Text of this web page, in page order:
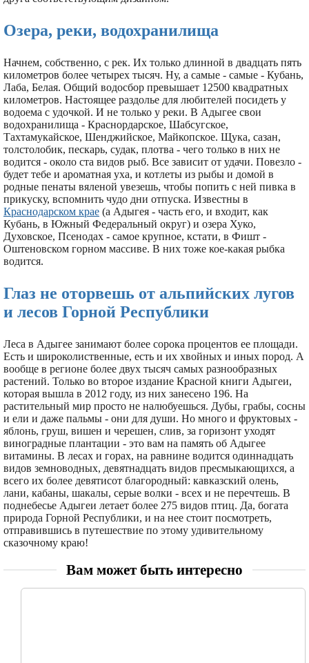
Озера, реки, водохранилища
Начнем, собственно, с рек. Их только длинной в двадцать пять
километров более четырех тысяч. Ну, а самые - самые - Кубань,
Лаба, Белая. Общий водосбор превышает 12500 квадратных
километров. Настоящее раздолье для любителей посидеть у
водоема с удочкой. И не только у реки. В Адыгее свои
водохранилища - Краснордарское, Шабсугское,
Тахтамукайское, Шенджийское, Майкопское. Щука, сазан,
толстолобик, пескарь, судак, плотва - чего только в них не
водится - около ста видов рыб. Все зависит от удачи. Повезло -
будет тебе и ароматная уха, и котлеты из рыбы и домой в
родные пенаты вяленой увезешь, чтобы попить с ней пивка в
прикуску, вспомнить чудо дни отпуска. Известны в
Краснодарском крае (а Адыгея - часть его, и входит, как
Кубань, в Южный Федеральный округ) и озера Хуко,
Духовское, Псенодах - самое крупное, кстати, в Фишт -
Оштеновском горном массиве. В них тоже кое-какая рыбка
водится.
Глаз не оторвешь от альпийских лугов
и лесов Горной Республики
Леса в Адыгее занимают более сорока процентов ее площади.
Есть и широколиственные, есть и их хвойных и иных пород. А
вообще в регионе более двух тысяч самых разнообразных
растений. Только во второе издание Красной книги Адыгеи,
которая вышла в 2012 году, из них занесено 196. На
растительный мир просто не налюбуешься. Дубы, грабы, сосны
и ели и даже пальмы - они для души. Но много и фруктовых -
яблонь, груш, вишен и черешен, слив, за горизонт уходят
виноградные плантации - это вам на память об Адыгее
витамины. В лесах и горах, на равнине водится одиннадцать
видов земноводных, девятнадцать видов пресмыкающихся, а
всего их более девятисот благородный: кавказский олень,
лани, кабаны, шакалы, серые волки - всех и не перечтешь. В
поднебесье Адыгеи летает более 275 видов птиц. Да, богата
природа Горной Республики, и на нее стоит посмотреть,
отправившись в путешествие по этому удивительному
сказочному краю!
Вам может быть интересно